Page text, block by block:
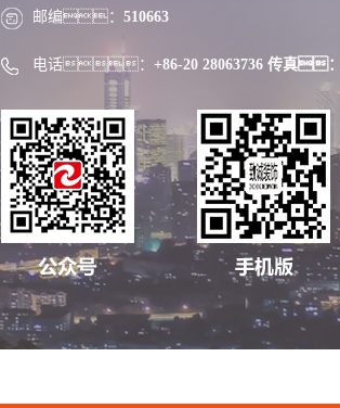
邮编： 510663
电话： +86-20 28063736 传真